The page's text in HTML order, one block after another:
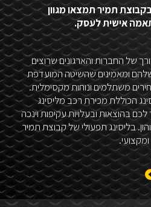
תמיר תמצאו מגוון
אישית לעסק.
של החברות והארגונים שרוצים
ומאמינים שהשיטה המועדפת
משתלמים ונוחות מקסימלית.
הכוללת מכירת רכב מליסינג
בהוצאות ובעלויות עקיפות וינכה
בליסינג תפעולי של קבוצת תמיר
ומקצועי.